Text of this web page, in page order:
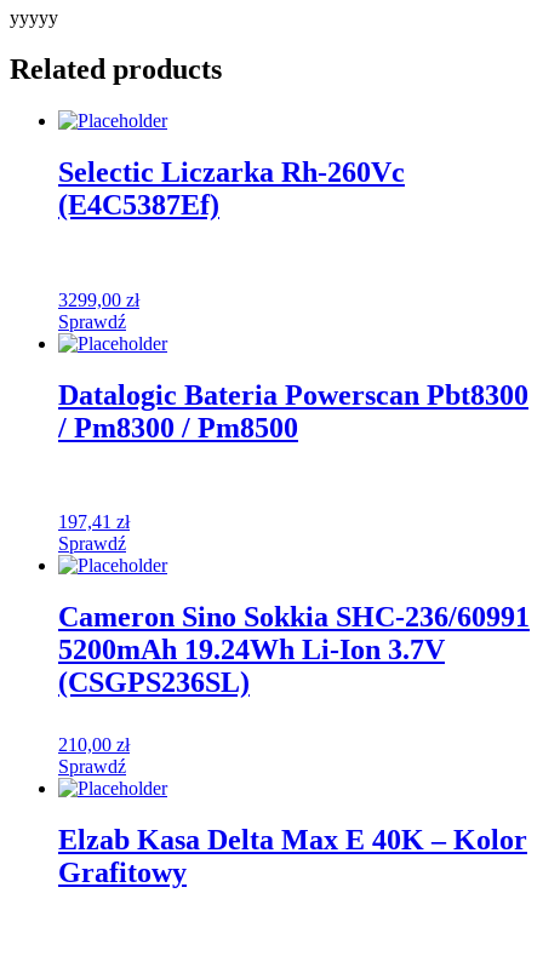
yyyyy
Related products
Selectic Liczarka Rh-260Vc
(E4C5387Ef)
3299,00 zł
Sprawdź
Datalogic Bateria Powerscan Pbt8300
/ Pm8300 / Pm8500
197,41 zł
Sprawdź
Cameron Sino Sokkia SHC-236/60991
5200mAh 19.24Wh Li-Ion 3.7V
(CSGPS236SL)
210,00 zł
Sprawdź
Elzab Kasa Delta Max E 40K – Kolor
Grafitowy